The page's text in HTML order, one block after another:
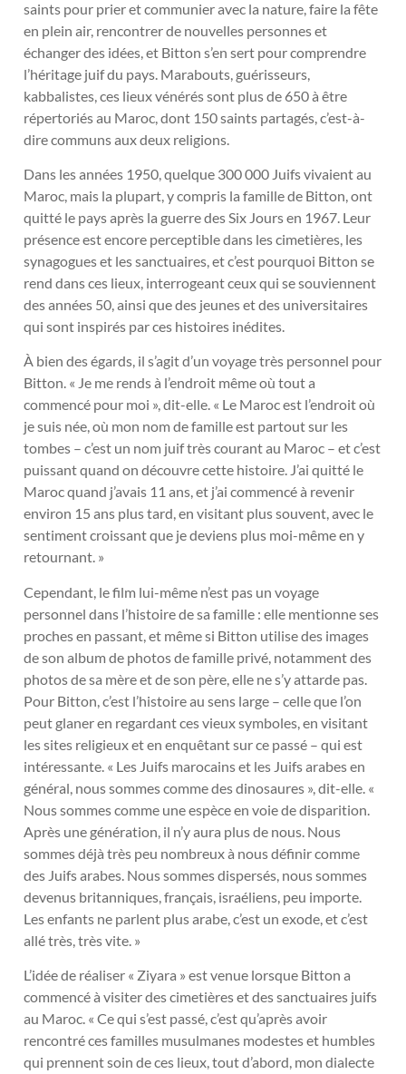
saints pour prier et communier avec la nature, faire la fête
en plein air, rencontrer de nouvelles personnes et
échanger des idées, et Bitton s’en sert pour comprendre
l’héritage juif du pays. Marabouts, guérisseurs,
kabbalistes, ces lieux vénérés sont plus de 650 à être
répertoriés au Maroc, dont 150 saints partagés, c’est-à-
dire communs aux deux religions.
Dans les années 1950, quelque 300 000 Juifs vivaient au
Maroc, mais la plupart, y compris la famille de Bitton, ont
quitté le pays après la guerre des Six Jours en 1967. Leur
présence est encore perceptible dans les cimetières, les
synagogues et les sanctuaires, et c’est pourquoi Bitton se
rend dans ces lieux, interrogeant ceux qui se souviennent
des années 50, ainsi que des jeunes et des universitaires
qui sont inspirés par ces histoires inédites.
À bien des égards, il s’agit d’un voyage très personnel pour
Bitton. « Je me rends à l’endroit même où tout a
commencé pour moi », dit-elle. « Le Maroc est l’endroit où
je suis née, où mon nom de famille est partout sur les
tombes – c’est un nom juif très courant au Maroc – et c’est
puissant quand on découvre cette histoire. J’ai quitté le
Maroc quand j’avais 11 ans, et j’ai commencé à revenir
environ 15 ans plus tard, en visitant plus souvent, avec le
sentiment croissant que je deviens plus moi-même en y
retournant. »
Cependant, le film lui-même n’est pas un voyage
personnel dans l’histoire de sa famille : elle mentionne ses
proches en passant, et même si Bitton utilise des images
de son album de photos de famille privé, notamment des
photos de sa mère et de son père, elle ne s’y attarde pas.
Pour Bitton, c’est l’histoire au sens large – celle que l’on
peut glaner en regardant ces vieux symboles, en visitant
les sites religieux et en enquêtant sur ce passé – qui est
intéressante. « Les Juifs marocains et les Juifs arabes en
général, nous sommes comme des dinosaures », dit-elle. «
Nous sommes comme une espèce en voie de disparition.
Après une génération, il n’y aura plus de nous. Nous
sommes déjà très peu nombreux à nous définir comme
des Juifs arabes. Nous sommes dispersés, nous sommes
devenus britanniques, français, israéliens, peu importe.
Les enfants ne parlent plus arabe, c’est un exode, et c’est
allé très, très vite. »
L’idée de réaliser « Ziyara » est venue lorsque Bitton a
commencé à visiter des cimetières et des sanctuaires juifs
au Maroc. « Ce qui s’est passé, c’est qu’après avoir
rencontré ces familles musulmanes modestes et humbles
qui prennent soin de ces lieux, tout d’abord, mon dialecte